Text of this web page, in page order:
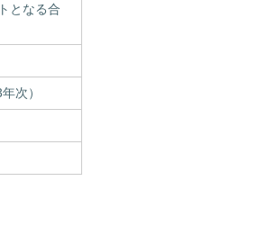
となる合
次）